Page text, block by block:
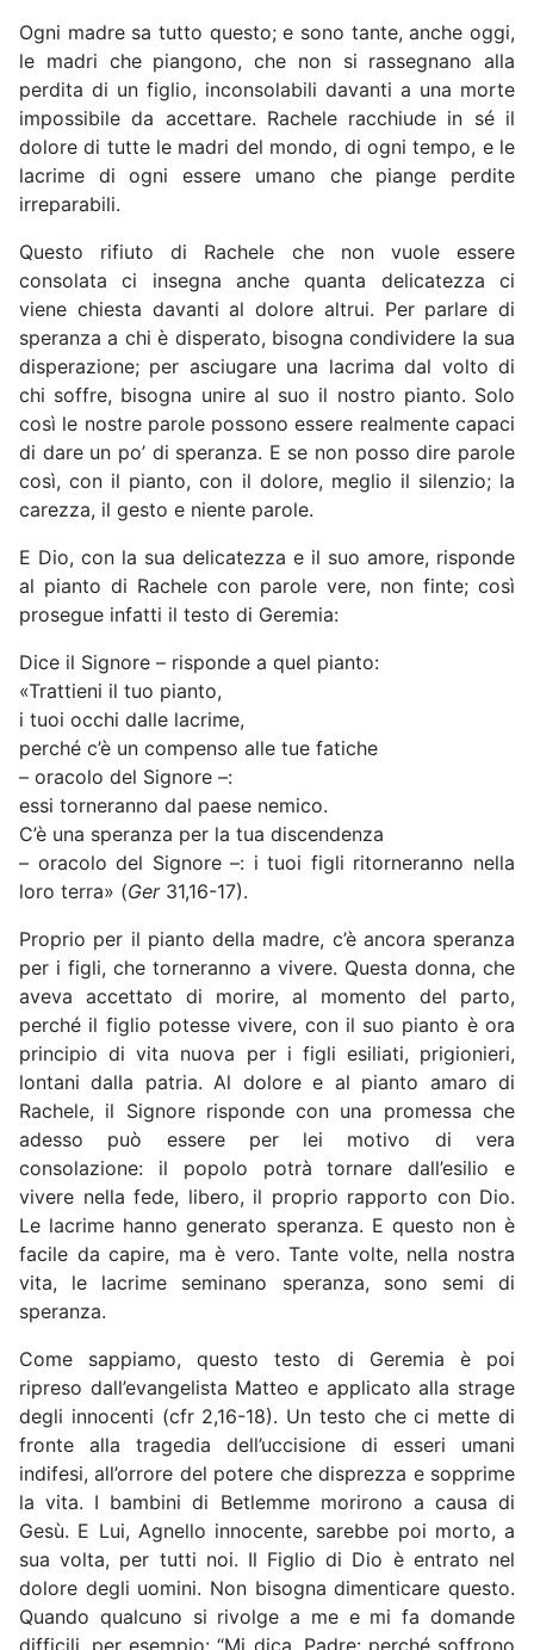
Ogni madre sa tutto questo; e sono tante, anche oggi,
le madri che piangono, che non si rassegnano alla
perdita di un figlio, inconsolabili davanti a una morte
impossibile da accettare. Rachele racchiude in sé il
dolore di tutte le madri del mondo, di ogni tempo, e le
lacrime di ogni essere umano che piange perdite
irreparabili.
Questo rifiuto di Rachele che non vuole essere
consolata ci insegna anche quanta delicatezza ci
viene chiesta davanti al dolore altrui. Per parlare di
speranza a chi è disperato, bisogna condividere la sua
disperazione; per asciugare una lacrima dal volto di
chi soffre, bisogna unire al suo il nostro pianto. Solo
così le nostre parole possono essere realmente capaci
di dare un po’ di speranza. E se non posso dire parole
così, con il pianto, con il dolore, meglio il silenzio; la
carezza, il gesto e niente parole.
E Dio, con la sua delicatezza e il suo amore, risponde
al pianto di Rachele con parole vere, non finte; così
prosegue infatti il testo di Geremia:
Dice il Signore – risponde a quel pianto:
«Trattieni il tuo pianto,
i tuoi occhi dalle lacrime,
perché c’è un compenso alle tue fatiche
– oracolo del Signore –:
essi torneranno dal paese nemico.
C’è una speranza per la tua discendenza
– oracolo del Signore –: i tuoi figli ritorneranno nella
loro terra» (Ger 31,16-17).
Proprio per il pianto della madre, c’è ancora speranza
per i figli, che torneranno a vivere. Questa donna, che
aveva accettato di morire, al momento del parto,
perché il figlio potesse vivere, con il suo pianto è ora
principio di vita nuova per i figli esiliati, prigionieri,
lontani dalla patria. Al dolore e al pianto amaro di
Rachele, il Signore risponde con una promessa che
adesso può essere per lei motivo di vera
consolazione: il popolo potrà tornare dall’esilio e
vivere nella fede, libero, il proprio rapporto con Dio.
Le lacrime hanno generato speranza. E questo non è
facile da capire, ma è vero. Tante volte, nella nostra
vita, le lacrime seminano speranza, sono semi di
speranza.
Come sappiamo, questo testo di Geremia è poi
ripreso dall’evangelista Matteo e applicato alla strage
degli innocenti (cfr 2,16-18). Un testo che ci mette di
fronte alla tragedia dell’uccisione di esseri umani
indifesi, all’orrore del potere che disprezza e sopprime
la vita. I bambini di Betlemme morirono a causa di
Gesù. E Lui, Agnello innocente, sarebbe poi morto, a
sua volta, per tutti noi. Il Figlio di Dio è entrato nel
dolore degli uomini. Non bisogna dimenticare questo.
Quando qualcuno si rivolge a me e mi fa domande
difficili, per esempio: “Mi dica, Padre: perché soffrono